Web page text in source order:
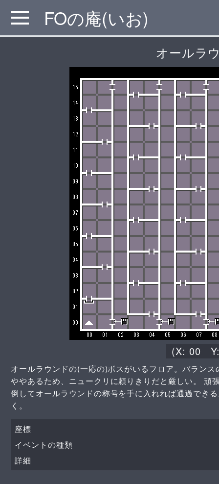
MENU FOの庵(いお)
オールラ
(X: 00
オールラウンドの(一応の)ボスがいるフロア。バラン
ややあるため、ニュークリに頼りきりだと厳しい。 頑
倒してオールラウンドの称号を手に入れれば通過でき
く。
座標
イベントの種類
詳細